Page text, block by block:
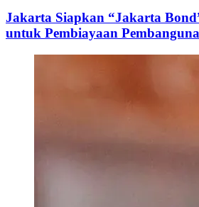
Jakarta Siapkan “Jakarta
untuk Pembiayaan